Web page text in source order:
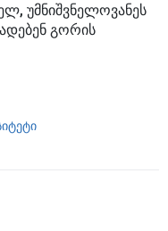
უმნიშვნელოვანეს
გორის